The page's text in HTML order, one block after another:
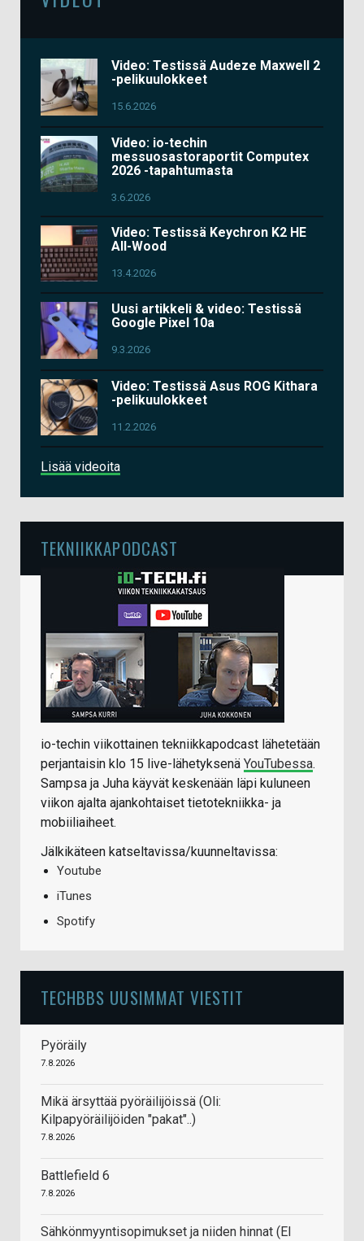
Video: Testissä Audeze Maxwell 2
-pelikuulokkeet
15.6.2026
Video: io-techin
messuosastoraportit Computex
2026 -tapahtumasta
3.6.2026
Video: Testissä Keychron K2 HE
All-Wood
13.4.2026
Uusi artikkeli & video: Testissä
Google Pixel 10a
9.3.2026
Video: Testissä Asus ROG Kithara
-pelikuulokkeet
11.2.2026
Lisää videoita
TEKNIIKKAPODCAST
io-techin viikottainen tekniikkapodcast lähetetään
perjantaisin klo 15 live-lähetyksenä YouTubessa.
Sampsa ja Juha käyvät keskenään läpi kuluneen
viikon ajalta ajankohtaiset tietotekniikka- ja
mobiiliaiheet.
Jälkikäteen katseltavissa/kuunneltavissa:
Youtube
iTunes
Spotify
TECHBBS UUSIMMAT VIESTIT
Pyöräily
7.8.2026
Mikä ärsyttää pyöräilijöissä (Oli:
Kilpapyöräilijöiden "pakat"..)
7.8.2026
Battlefield 6
7.8.2026
Sähkönmyyntisopimukset ja niiden hinnat (EI